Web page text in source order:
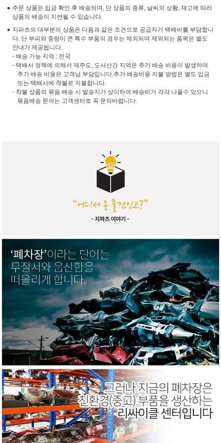
주문 상품은 입금 확인 후 배송되며, 단 상품의 종류, 날씨의 상황, 재고에 따라
상품의 배송이 지연될 수 있습니다.
지파츠의 대부분의 상품은 다음과 같은 조건으로 공급자가 택배비를 부담합니
다. 단 부피와 중량이 큰 특수 부품의 경우는 제외되며 제외되는 품목은 별도
안내가 제공됩니다.
- 배송 가능 지역 : 전국
- 택배사 정책에 의해서 제주도, 도서산간 지역은 추가 배송 비용이 발생하며
추가 배송 비용은 고객님 부담입니다.추가 배송비용 지불 방법은 별도 입금
또는 택배사에 착불로 지불합니다.
- 착불 상품의 묶음 배송 시 발송지가 상이하여 배송비가 각각 나올수 있으니
묶음배송 문의는 고객센터로 꼭 문의바랍니다.